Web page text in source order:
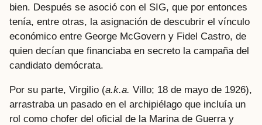
bien. Después se asoció con el SIG, que por entonces
tenía, entre otras, la asignación de descubrir el vínculo
económico entre George McGovern y Fidel Castro, de
quien decían que financiaba en secreto la campaña del
candidato demócrata.
Por su parte, Virgilio (a.k.a. Villo; 18 de mayo de 1926),
arrastraba un pasado en el archipiélago que incluía un
rol como chofer del oficial de la Marina de Guerra y